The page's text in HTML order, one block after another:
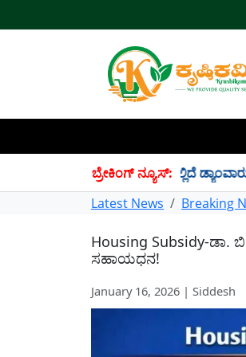
ಬ್ರೇಕಿಂಗ್ ನ್ಯೂಸ್:
TMC ನೀರು ಸಂಗ್ರಹ! ಇಲ್ಲಿದೆ ಡ್ಯಾಂವಾರು
Latest News
Breaking
Housing Subsidy-ಡಾ.
ಸಹಾಯಧನ!
January 16, 2026 | Siddesh